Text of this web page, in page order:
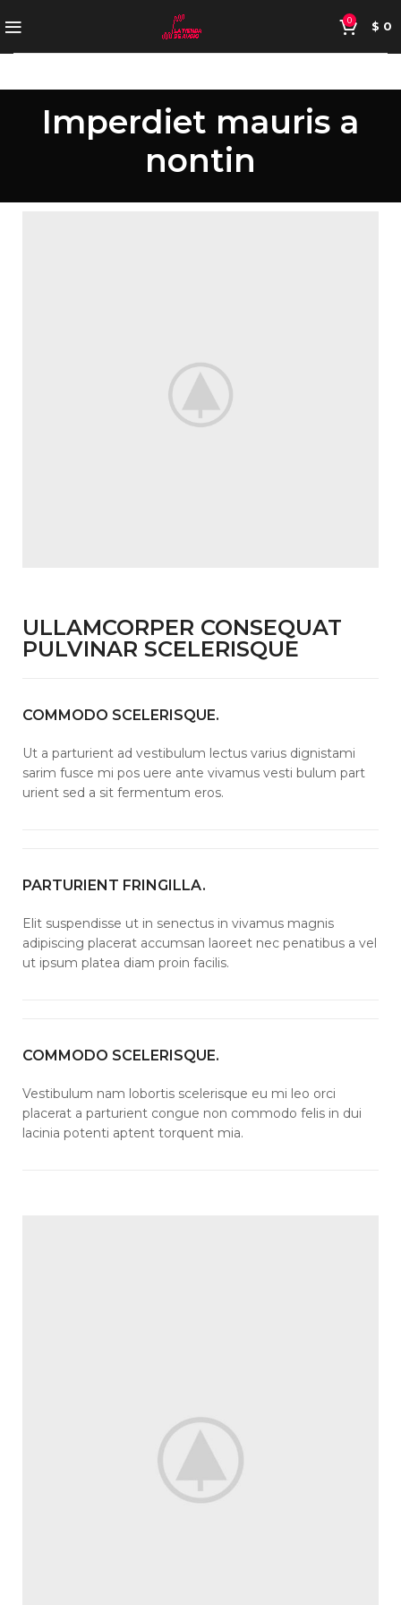
0 $ 0
Imperdiet mauris a
nontin
ULLAMCORPER CONSEQUAT
PULVINAR SCELERISQUE
COMMODO SCELERISQUE.
Ut a parturient ad vestibulum lectus varius dignistami
sarim fusce mi pos uere ante vivamus vesti bulum part
urient sed a sit fermentum eros.
PARTURIENT FRINGILLA.
Elit suspendisse ut in senectus in vivamus magnis
adipiscing placerat accumsan laoreet nec penatibus a vel
ut ipsum platea diam proin facilis.
COMMODO SCELERISQUE.
Vestibulum nam lobortis scelerisque eu mi leo orci
placerat a parturient congue non commodo felis in dui
lacinia potenti aptent torquent mia.